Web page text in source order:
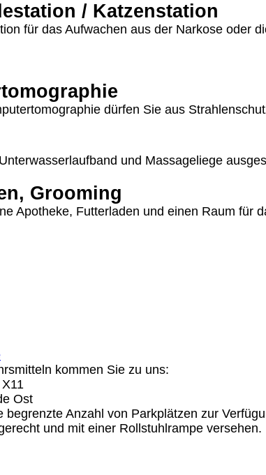
/ Katzenstation
für das Aufwachen aus der Narkose oder
dürfen Sie aus
und Massageliege
Grooming
Apotheke, Futterladen und einen Raum für
kommen Sie zu uns:
Ost
Anzahl von Parkplätzen zur
und mit einer Rollstuhlrampe versehen.